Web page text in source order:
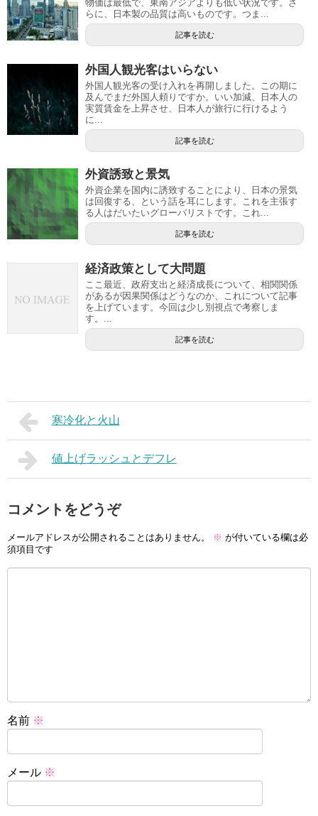
物価は最低で、東南アジアよりも低い状況です。さ
らに、日本製の品質は高いものです。つま...
記事を読む
外国人観光客はいらない
外国人観光客の受け入れを再開しました。この期に
及んでまだ外国人頼りですか。いい加減、日本人の
実質賃金を上昇させ、日本人が旅行に行けるよう
に...
記事を読む
外資誘致と景気
外資企業を国内に誘致することにより、日本の景気
は回復する、という話を耳にします。これを主張す
る人はだいたいグローバリストです。これ...
記事を読む
経済政策として大問題
ここ最近、政府支出と経済成長について、相関関係
があるが因果関係はどうなのか、これについて記事
を上げています。今回は少し別視点で考察しま
す。...
記事を読む
寒冷化と火山
値上げラッシュとデフレ
コメントをどうぞ
メールアドレスが公開されることはありません。 ※ が付いている欄は必
須項目です
名前 ※
メール ※